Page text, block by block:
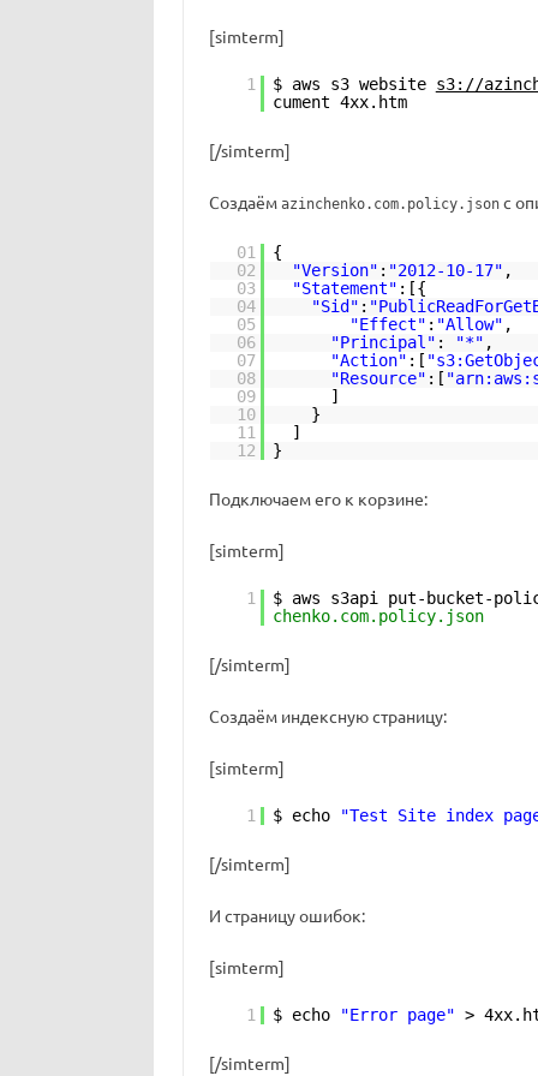
[simterm]
1 $ aws s3 website s3://
cument 4xx.htm
[/simterm]
Создаём azinchenko.com.policy.jsonс
01
{
02
"Version" : "2012-10-17" ,
03
"Statement" :[{
04
"Sid" :
05
"Effect" : "Allow" ,
06
"Principal" : "*" ,
07
"Action" :[
08
"Resource" :[
09
]
10
}
11
]
12
}
Подключаем его к корзине:
[simterm]
1
$ aws s3api put-bucket-
chenko.com.policy.json
[/simterm]
Создаём индексную страницу:
[simterm]
1 $ echo "Test Site index
[/simterm]
И страницу ошибок:
[simterm]
1 $ echo "Error page" >
[/simterm]